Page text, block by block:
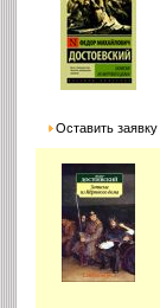
Оставить заявку